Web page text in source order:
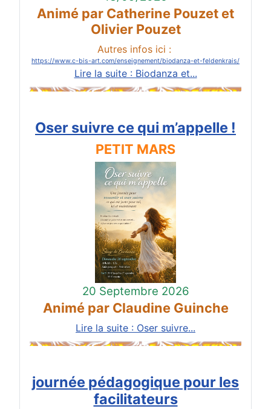
Animé par Catherine Pouzet et
Olivier Pouzet
Autres infos ici :
https://www.c-bis-art.com/enseignement/biodanza-et-feldenkrais/
Lire la suite : Biodanza et...
Oser suivre ce qui m’appelle !
PETIT MARS
20 Septembre 2026
Animé par Claudine Guinche
Lire la suite : Oser suivre...
journée pédagogique pour les
facilitateurs